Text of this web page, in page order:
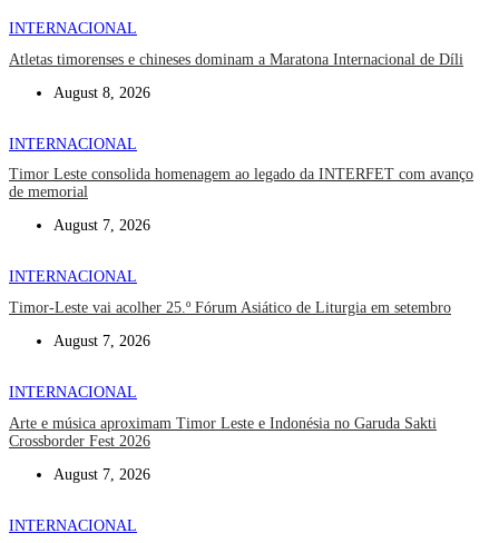
INTERNACIONAL
Atletas timorenses e chineses dominam a Maratona Internacional de Díli
August 8, 2026
INTERNACIONAL
Timor Leste consolida homenagem ao legado da INTERFET com avanço
de memorial
August 7, 2026
INTERNACIONAL
Timor-Leste vai acolher 25.º Fórum Asiático de Liturgia em setembro
August 7, 2026
INTERNACIONAL
Arte e música aproximam Timor Leste e Indonésia no Garuda Sakti
Crossborder Fest 2026
August 7, 2026
INTERNACIONAL